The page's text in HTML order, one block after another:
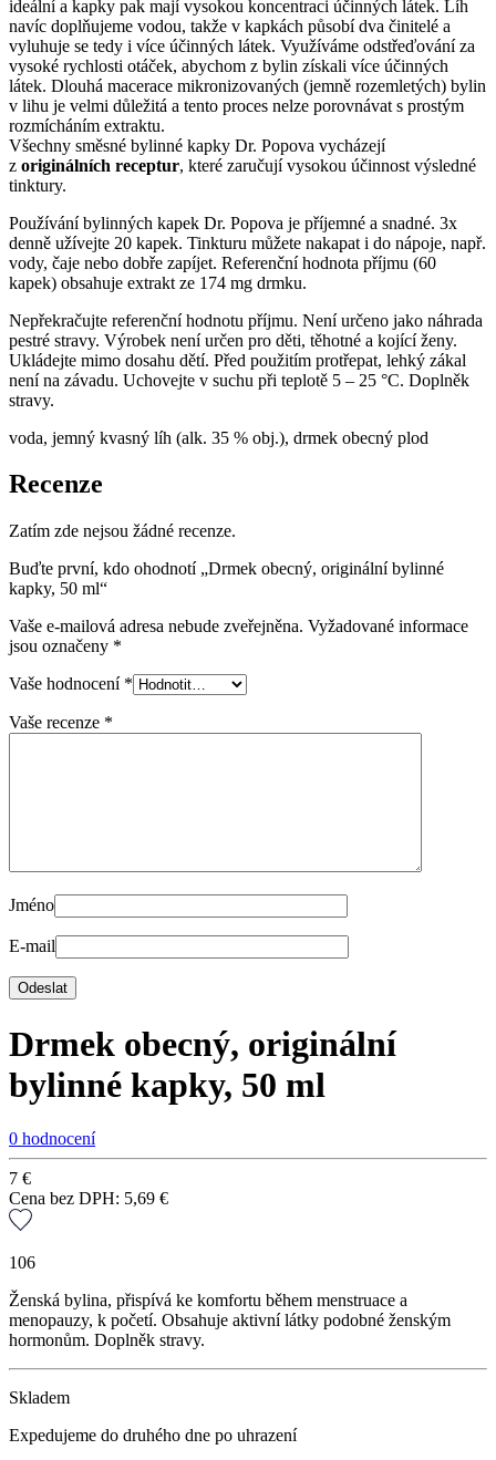
ideální a kapky pak mají vysokou koncentraci účinných látek. Líh
navíc doplňujeme vodou, takže v kapkách působí dva činitelé a
vyluhuje se tedy i více účinných látek. Využíváme odstřeďování za
vysoké rychlosti otáček, abychom z bylin získali více účinných
látek. Dlouhá macerace mikronizovaných (jemně rozemletých) bylin
v lihu je velmi důležitá a tento proces nelze porovnávat s prostým
rozmícháním extraktu.
Všechny směsné bylinné kapky Dr. Popova vycházejí
z originálních receptur, které zaručují vysokou účinnost výsledné
tinktury.
Používání bylinných kapek Dr. Popova je příjemné a snadné. 3x
denně užívejte 20 kapek. Tinkturu můžete nakapat i do nápoje, např.
vody, čaje nebo dobře zapíjet. Referenční hodnota příjmu (60
kapek) obsahuje extrakt ze 174 mg drmku.
Nepřekračujte referenční hodnotu příjmu. Není určeno jako náhrada
pestré stravy. Výrobek není určen pro děti, těhotné a kojící ženy.
Ukládejte mimo dosahu dětí. Před použitím protřepat, lehký zákal
není na závadu. Uchovejte v suchu při teplotě 5 – 25 °C. Doplněk
stravy.
voda, jemný kvasný líh (alk. 35 % obj.), drmek obecný plod
Recenze
Zatím zde nejsou žádné recenze.
Buďte první, kdo ohodnotí „Drmek obecný, originální bylinné
kapky, 50 ml“
Vaše e-mailová adresa nebude zveřejněna. Vyžadované informace
jsou označeny *
Vaše hodnocení *
Vaše recenze *
Jméno
E-mail
Drmek obecný, originální
bylinné kapky, 50 ml
0 hodnocení
7 €
Cena bez DPH: 5,69 €
106
Ženská bylina, přispívá ke komfortu během menstruace a
menopauzy, k početí. Obsahuje aktivní látky podobné ženským
hormonům. Doplněk stravy.
Skladem
Expedujeme do druhého dne po uhrazení